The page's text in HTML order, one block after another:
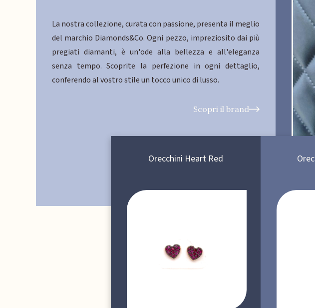
La nostra collezione, curata con passione, presenta il meglio
del marchio Diamonds&Co. Ogni pezzo, impreziosito dai più
pregiati diamanti, è un'ode alla bellezza e all'eleganza
senza tempo. Scoprite la perfezione in ogni dettaglio,
conferendo al vostro stile un tocco unico di lusso.
Scopri il brand
Orecchini Heart Red